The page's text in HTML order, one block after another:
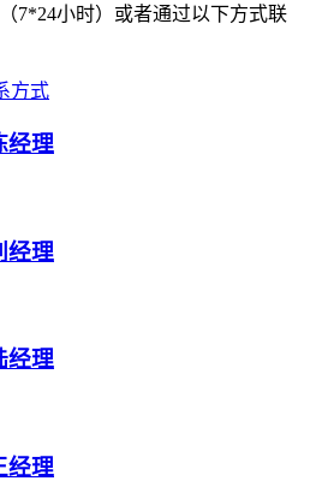
7*24小时）或者通过以下方式联
方式
经理
经理
经理
经理